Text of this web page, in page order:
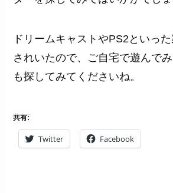
ドリームキャストやPS2といっ
されいたので、ご自宅で遊んで
も探してみてくださいね。
共有:
Twitter Facebook